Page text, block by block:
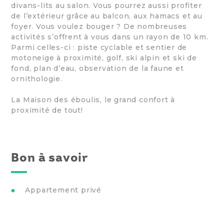
divans-lits au salon. Vous pourrez aussi profiter
de l’extérieur grâce au balcon, aux hamacs et au
foyer. Vous voulez bouger ? De nombreuses
activités s’offrent à vous dans un rayon de 10 km.
Parmi celles-ci : piste cyclable et sentier de
motoneige à proximité, golf, ski alpin et ski de
fond, plan d’eau, observation de la faune et
ornithologie.
La Maison des éboulis, le grand confort à
proximité de tout!
Bon à savoir
Appartement privé